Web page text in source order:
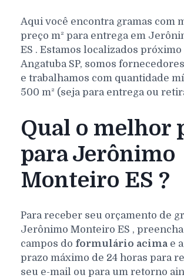
Aqui você encontra gramas com
preço m² para entrega em
ES . Estamos localizados próximo
Angatuba SP, somos
e trabalhamos com quantidade
500 m² (seja para entrega ou
Qual o melhor
para Jerônimo
Monteiro ES ?
Para receber seu orçamento de
Jerônimo Monteiro ES ,
campos do formulário acima e
prazo máximo de 24 horas para
seu e-mail ou para um retorno